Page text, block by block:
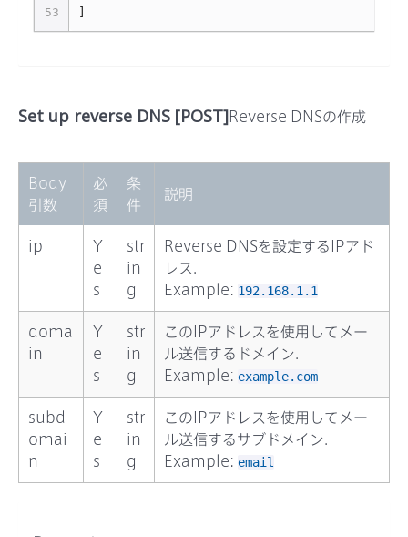
53
Set up reverse DNS [POST]Reverse DNSの作成
Body
引数
必
須
条
件
説明
ip
Y
e
s
str
in
g
Reverse DNSを設定するIPアド
レス.
Example: 192.168.1.1
doma
in
Y
e
s
str
in
g
このIPアドレスを使用してメー
ル送信するドメイン.
Example: example.com
subd
omai
n
Y
e
s
str
in
g
このIPアドレスを使用してメー
ル送信するサブドメイン.
Example: email